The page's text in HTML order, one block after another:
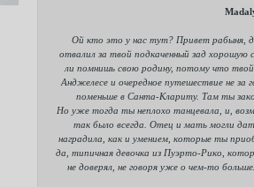
Ой кто это у нас тут? Привет рабыня,
отвалил за твой подкаченный зад хорошую
ли помнишь свою родину, потому что
Анджелесе и очередное путешествие не за
поменьше в Санта-Клариту. Там ты
Но уже тогда ты неплохо танцевала, и,
так было всегда. Отец и мать могли
наградила, как и умением, которые ты
да, типичная девочка из Пуэрто-Рико,
не доверял, не говоря уже о чем-то